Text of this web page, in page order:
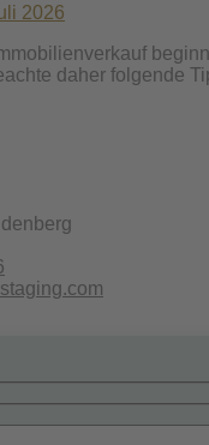
2026
daher folgende